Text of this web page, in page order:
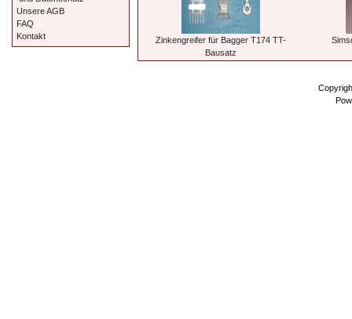
Zinkengreifer für Bagger T174 TT-
Bausatz
Unsere AGB
FAQ
Kontakt